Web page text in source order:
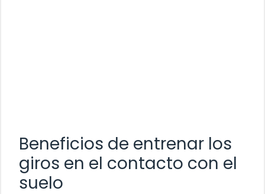
Beneficios de entrenar los
giros en el contacto con el
suelo